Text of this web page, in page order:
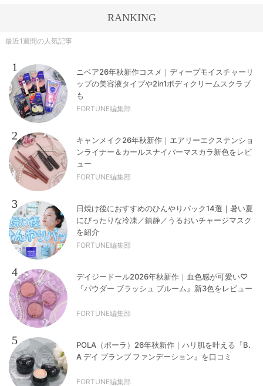
RANKING
最近1週間の人気記事
1
ニベア26年秋新作コスメ｜ディープモイスチャーリ
ップの美容液タイプや2in1ボディクリームスクラブ
も
FORTUNE編集部
2
キャンメイク26年秋新作｜エアリーエクステンショ
ンライナー＆カールスナイパーマスカラ新色をレビ
ュー
FORTUNE編集部
3
日焼け後におすすめのひんやりパック14選｜暑い夏
にぴったりな冷凍／鎮静／うるおいチャージマスク
を紹介
FORTUNE編集部
4
デイジードール2026年秋新作｜血色感が可愛い♡
『パウダー ブラッシュ ブルーム』新3色をレビュー
FORTUNE編集部
5
POLA（ポーラ）26年秋新作｜ハリ肌を叶える『B.
A デイ プランプ ファンデーション』を口コミ
FORTUNE編集部